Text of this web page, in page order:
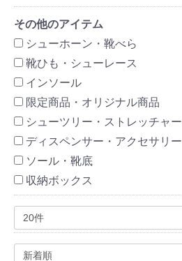
その他のアイテム
シューホーン・靴べら
靴ひも・シューレース
インソール
限定商品・オリジナル商品
シューツリー・ストレッチャー
ディスペンサー・アクセサリー
ソール・靴底
収納ボックス